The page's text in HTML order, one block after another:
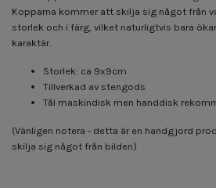
Kopparna kommer att skilja sig något från
storlek och i färg, vilket naturligtvis bara
karaktär.
Storlek: ca 9x9cm
Tillverkad av stengods
Tål maskindisk men handdisk
(Vänligen notera - detta är en handgjord
skilja sig något från bilden)